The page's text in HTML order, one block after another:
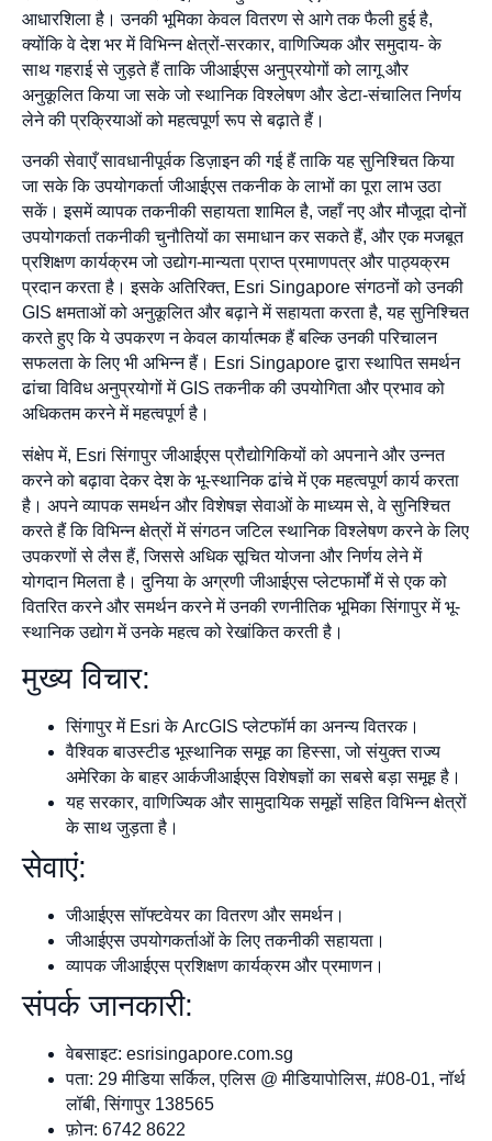
आधारशिला है। उनकी भूमिका केवल वितरण से आगे तक फैली हुई है,
क्योंकि वे देश भर में विभिन्न क्षेत्रों-सरकार, वाणिज्यिक और समुदाय- के
साथ गहराई से जुड़ते हैं ताकि जीआईएस अनुप्रयोगों को लागू और
अनुकूलित किया जा सके जो स्थानिक विश्लेषण और डेटा-संचालित निर्णय
लेने की प्रक्रियाओं को महत्वपूर्ण रूप से बढ़ाते हैं।
उनकी सेवाएँ सावधानीपूर्वक डिज़ाइन की गई हैं ताकि यह सुनिश्चित किया
जा सके कि उपयोगकर्ता जीआईएस तकनीक के लाभों का पूरा लाभ उठा
सकें। इसमें व्यापक तकनीकी सहायता शामिल है, जहाँ नए और मौजूदा दोनों
उपयोगकर्ता तकनीकी चुनौतियों का समाधान कर सकते हैं, और एक मजबूत
प्रशिक्षण कार्यक्रम जो उद्योग-मान्यता प्राप्त प्रमाणपत्र और पाठ्यक्रम
प्रदान करता है। इसके अतिरिक्त, Esri Singapore संगठनों को उनकी
GIS क्षमताओं को अनुकूलित और बढ़ाने में सहायता करता है, यह सुनिश्चित
करते हुए कि ये उपकरण न केवल कार्यात्मक हैं बल्कि उनकी परिचालन
सफलता के लिए भी अभिन्न हैं। Esri Singapore द्वारा स्थापित समर्थन
ढांचा विविध अनुप्रयोगों में GIS तकनीक की उपयोगिता और प्रभाव को
अधिकतम करने में महत्वपूर्ण है।
संक्षेप में, Esri सिंगापुर जीआईएस प्रौद्योगिकियों को अपनाने और उन्नत
करने को बढ़ावा देकर देश के भू-स्थानिक ढांचे में एक महत्वपूर्ण कार्य करता
है। अपने व्यापक समर्थन और विशेषज्ञ सेवाओं के माध्यम से, वे सुनिश्चित
करते हैं कि विभिन्न क्षेत्रों में संगठन जटिल स्थानिक विश्लेषण करने के लिए
उपकरणों से लैस हैं, जिससे अधिक सूचित योजना और निर्णय लेने में
योगदान मिलता है। दुनिया के अग्रणी जीआईएस प्लेटफार्मों में से एक को
वितरित करने और समर्थन करने में उनकी रणनीतिक भूमिका सिंगापुर में भू-
स्थानिक उद्योग में उनके महत्व को रेखांकित करती है।
मुख्य विचार:
सिंगापुर में Esri के ArcGIS प्लेटफॉर्म का अनन्य वितरक।
वैश्विक बाउस्टीड भूस्थानिक समूह का हिस्सा, जो संयुक्त राज्य
अमेरिका के बाहर आर्कजीआईएस विशेषज्ञों का सबसे बड़ा समूह है।
यह सरकार, वाणिज्यिक और सामुदायिक समूहों सहित विभिन्न क्षेत्रों
के साथ जुड़ता है।
सेवाएं:
जीआईएस सॉफ्टवेयर का वितरण और समर्थन।
जीआईएस उपयोगकर्ताओं के लिए तकनीकी सहायता।
व्यापक जीआईएस प्रशिक्षण कार्यक्रम और प्रमाणन।
संपर्क जानकारी:
वेबसाइट: esrisingapore.com.sg
पता: 29 मीडिया सर्किल, एलिस @ मीडियापोलिस, #08-01, नॉर्थ
लॉबी, सिंगापुर 138565
फ़ोन: 6742 8622